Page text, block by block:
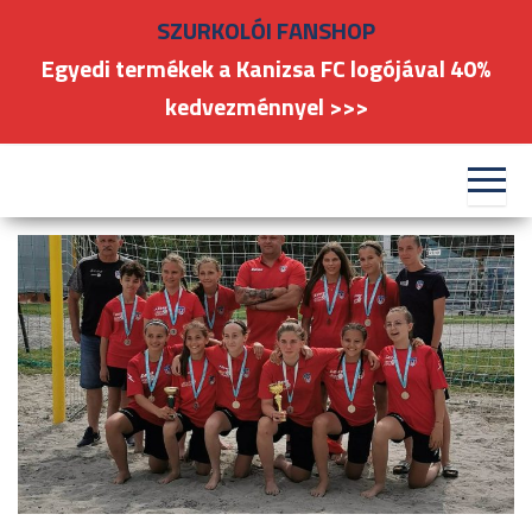
FC
#kanizsafoci
SZURKOLÓI FANSHOP
Egyedi termékek a Kanizsa FC logójával 40%
kedvezménnyel >>>